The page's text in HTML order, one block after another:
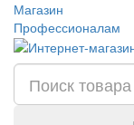
Магазин
Профессионалам